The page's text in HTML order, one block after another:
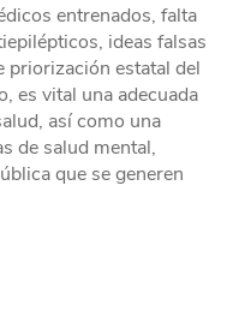
entrenados, falta
ideas falsas
priorización estatal del
es vital una adecuada
así como una
de salud mental,
que se generen